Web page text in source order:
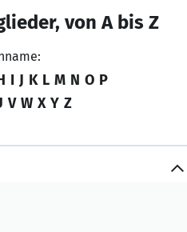
von A bis Z
I J K L M N O P
V W X Y Z